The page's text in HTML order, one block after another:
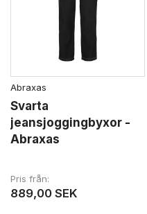
Abraxas
Svarta
jeansjoggingbyxor -
Abraxas
Pris från
889,00 SEK